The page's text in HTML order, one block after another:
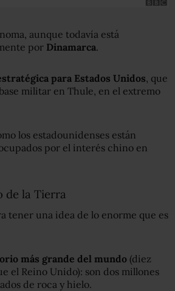
aunque todavía está
por Dinamarca.
para Estados Unidos , que
militar en Thule, en el extremo
los estadounidenses están
por el interés chino en
de la Tierra
tener una idea de lo enorme que es
más grande del mundo (diez
el Reino Unido): son dos millones
de roca y hielo.